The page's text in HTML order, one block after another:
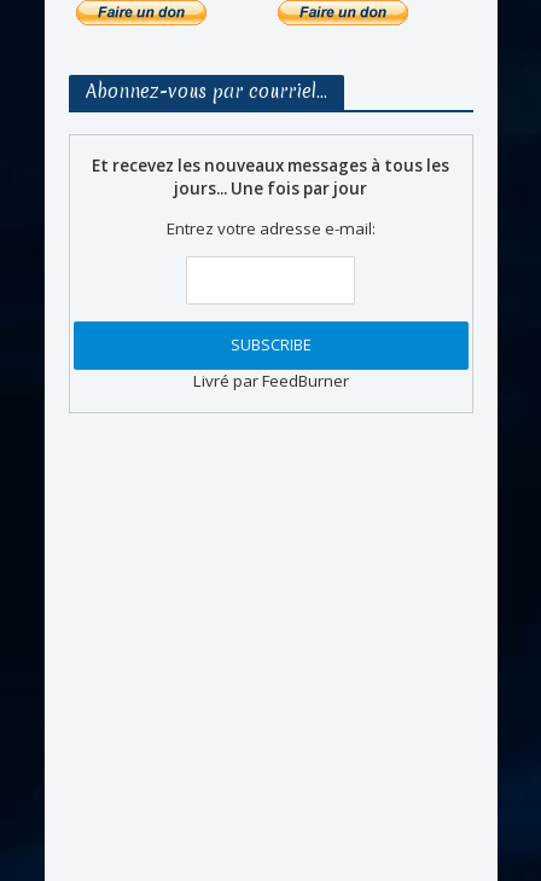
Abonnez-vous par courriel…
Et recevez les nouveaux messages à tous les
jours... Une fois par jour
Entrez votre adresse e-mail:
Livré par FeedBurner